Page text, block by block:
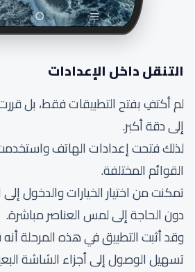
التنقل داخل الإعدادات
لم أكتفِ بفتح التطبيقات فقط، بل
إلى دقة أكبر.
لذلك فتحت إعدادات الهاتف
القوائم المختلفة.
تمكنت من اختيار الخيارات والدخول
دون الحاجة إلى لمس العناصر مباشرة.
وقد أثبت التطبيق في هذه المرحلة
تسهيل الوصول إلى أجزاء الشاشة